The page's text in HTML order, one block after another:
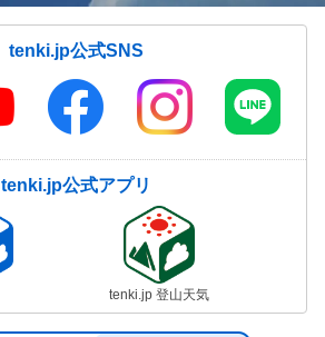
tenki.jp公式SNS
tenki.jp公式アプリ
tenki.jp 登山天気